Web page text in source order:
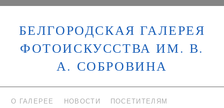
БЕЛГОРОДСКАЯ ГАЛЕРЕЯ
ФОТОИСКУССТВА ИМ. В.
А. СОБРОВИНА
О ГАЛЕРЕЕ НОВОСТИ ПОСЕТИТЕЛЯМ